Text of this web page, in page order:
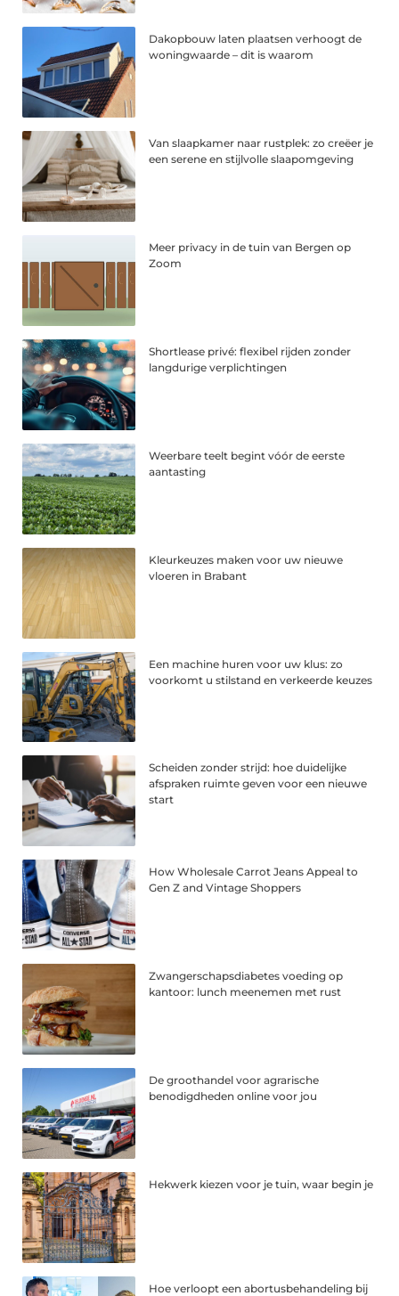
Dakopbouw laten plaatsen verhoogt de
woningwaarde – dit is waarom
Van slaapkamer naar rustplek: zo creëer je
een serene en stijlvolle slaapomgeving
Meer privacy in de tuin van Bergen op
Zoom
Shortlease privé: flexibel rijden zonder
langdurige verplichtingen
Weerbare teelt begint vóór de eerste
aantasting
Kleurkeuzes maken voor uw nieuwe
vloeren in Brabant
Een machine huren voor uw klus: zo
voorkomt u stilstand en verkeerde keuzes
Scheiden zonder strijd: hoe duidelijke
afspraken ruimte geven voor een nieuwe
start
How Wholesale Carrot Jeans Appeal to
Gen Z and Vintage Shoppers
Zwangerschapsdiabetes voeding op
kantoor: lunch meenemen met rust
De groothandel voor agrarische
benodigdheden online voor jou
Hekwerk kiezen voor je tuin, waar begin je
Hoe verloopt een abortusbehandeling bij